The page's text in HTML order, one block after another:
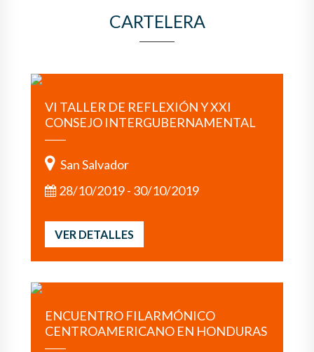
CARTELERA
VI TALLER DE REFLEXIÓN Y XXI
CONSEJO INTERGUBERNAMENTAL
San Salvador
28/10/2019 - 30/10/2019
VER DETALLES
ENCUENTRO FILARMÓNICO
CENTROAMERICANO EN HONDURAS